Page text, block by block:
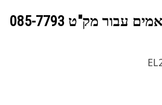
עבור מק"ט 085-7793